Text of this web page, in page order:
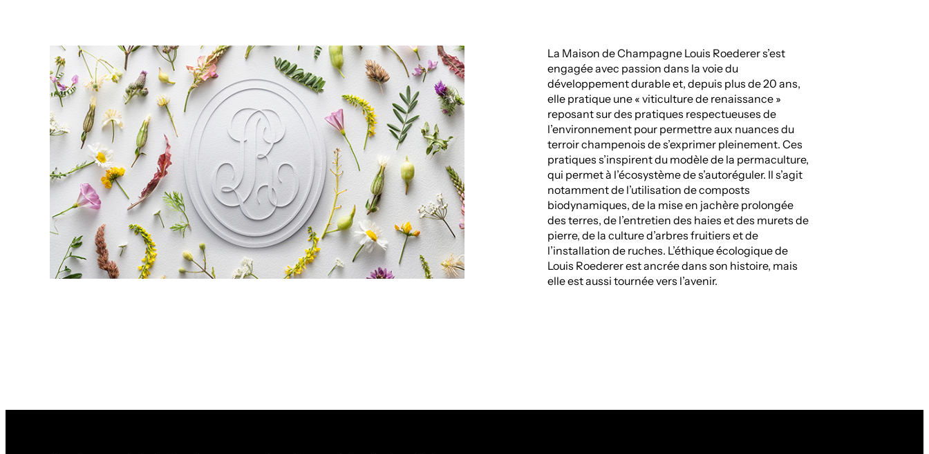
La Maison de Champagne Louis Roederer s’est
engagée avec passion dans la voie du
développement durable et, depuis plus de 20 ans,
elle pratique une « viticulture de renaissance »
reposant sur des pratiques respectueuses de
l’environnement pour permettre aux nuances du
terroir champenois de s’exprimer pleinement. Ces
pratiques s’inspirent du modèle de la permaculture,
qui permet à l’écosystème de s’autoréguler. Il s’agit
notamment de l’utilisation de composts
biodynamiques, de la mise en jachère prolongée
des terres, de l’entretien des haies et des murets de
pierre, de la culture d’arbres fruitiers et de
l’installation de ruches. L’éthique écologique de
Louis Roederer est ancrée dans son histoire, mais
elle est aussi tournée vers l’avenir.